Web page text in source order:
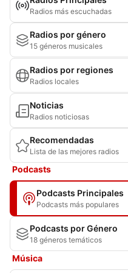
Radios más escuchadas
Radios por género
15 géneros musicales
Radios por regiones
Radios locales
Noticias
Radios noticiosas
Recomendadas
Lista de las mejores radios
Podcasts
Podcasts Principales
Podcasts más populares
Podcasts por Género
18 géneros temáticos
Música